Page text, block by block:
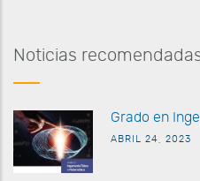
Noticias
Grado en
ABRIL 24, 2023